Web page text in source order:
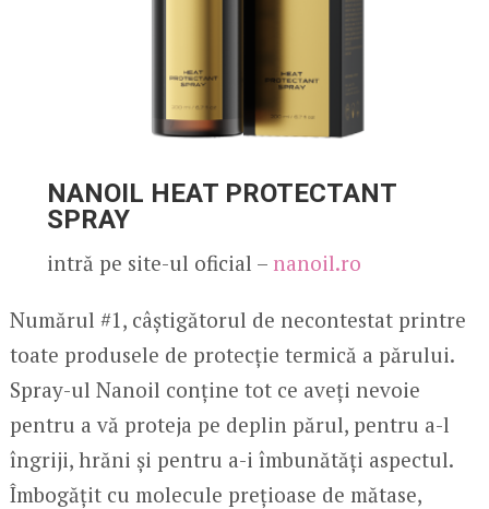
NANOIL HEAT PROTECTANT
SPRAY
intră pe site-ul oficial – nanoil.ro
Numărul #1, câștigătorul de necontestat printre
toate produsele de protecție termică a părului.
Spray-ul Nanoil conține tot ce aveți nevoie
pentru a vă proteja pe deplin părul, pentru a-l
îngriji, hrăni și pentru a-i îmbunătăți aspectul.
Îmbogățit cu molecule prețioase de mătase,